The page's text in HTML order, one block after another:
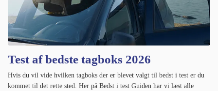
Test af bedste tagboks 2026
Hvis du vil vide hvilken tagboks der er blevet valgt til bedst i test er du
kommet til det rette sted. Her på Bedst i test Guiden har vi læst alle